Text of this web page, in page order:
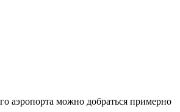
аэропорта можно добраться примерно